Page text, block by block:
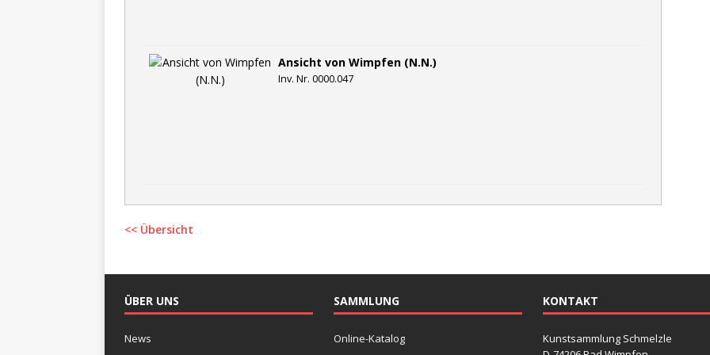
Ansicht von Wimpfen (N.N.)
Inv. Nr. 0000.047
<< Übersicht
ÜBER UNS
News
SAMMLUNG
Online-Katalog
KONTAKT
Kunstsammlung Schmelzle